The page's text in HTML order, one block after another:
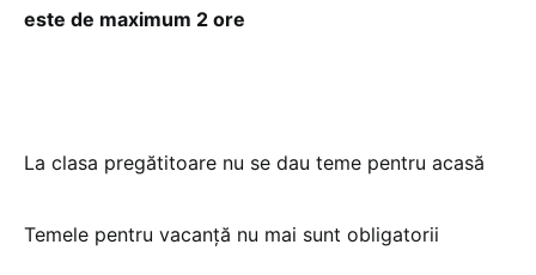
este de maximum 2 ore
La clasa pregătitoare nu se dau teme pentru acasă
Temele pentru vacanță nu mai sunt obligatorii